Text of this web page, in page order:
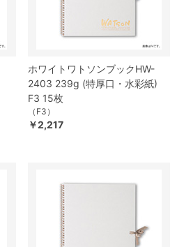
ホワイトワトソンブックHW-
2403 239g (特厚口・水彩紙)
F3 15枚
（F3）
￥2,217